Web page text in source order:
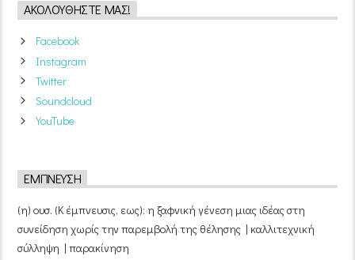
ΑΚΟΛΟΥΘΉΣΤΕ ΜΑΣ!
Facebook
Instagram
Twitter
Soundcloud
YouTube
ΈΜΠΝΕΥΣΗ
(η) ουσ. (Κ έμπνευσις, εως): η ξαφνική γένεση μιας ιδέας στη
συνείδηση χωρίς την παρεμβολή της θέλησης | καλλιτεχνική
σύλληψη | παρακίνηση